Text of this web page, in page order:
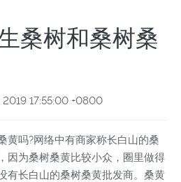
桑树和桑树桑
17:55:00 +0800
黄吗?网络中有商家称长白山的桑
因为桑树桑黄比较小众，圈里做得
有长白山的桑树桑黄批发商。桑黄